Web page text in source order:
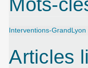
Interventions-GrandLyon
Articles